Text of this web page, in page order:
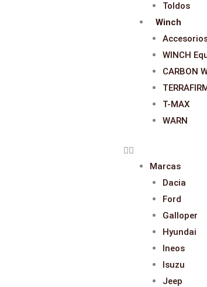
Toldos
Winch
WINCH
CARBON
T-MAX
WARN
Marcas
Dacia
Ford
Galloper
Hyundai
Ineos
Isuzu
Jeep